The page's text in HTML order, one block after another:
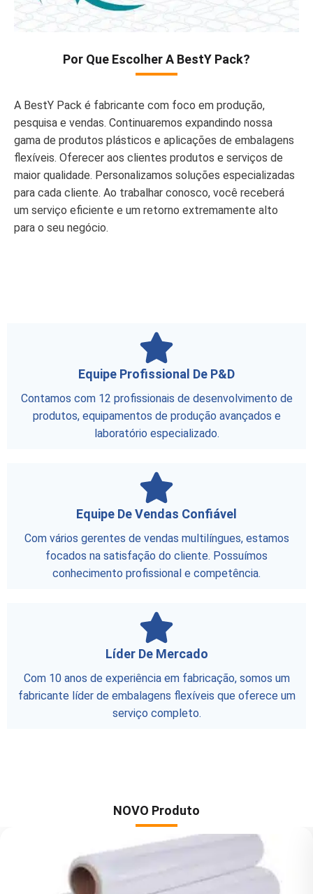
Por Que Escolher A BestY Pack?
A BestY Pack é fabricante com foco em produção,
pesquisa e vendas. Continuaremos expandindo nossa
gama de produtos plásticos e aplicações de embalagens
flexíveis. Oferecer aos clientes produtos e serviços de
maior qualidade. Personalizamos soluções especializadas
para cada cliente. Ao trabalhar conosco, você receberá
um serviço eficiente e um retorno extremamente alto
para o seu negócio.
Equipe Profissional De P&D
Contamos com 12 profissionais de desenvolvimento de
produtos, equipamentos de produção avançados e
laboratório especializado.
Equipe De Vendas Confiável
Com vários gerentes de vendas multilíngues, estamos
focados na satisfação do cliente. Possuímos
conhecimento profissional e competência.
Líder De Mercado
Com 10 anos de experiência em fabricação, somos um
fabricante líder de embalagens flexíveis que oferece um
serviço completo.
NOVO Produto